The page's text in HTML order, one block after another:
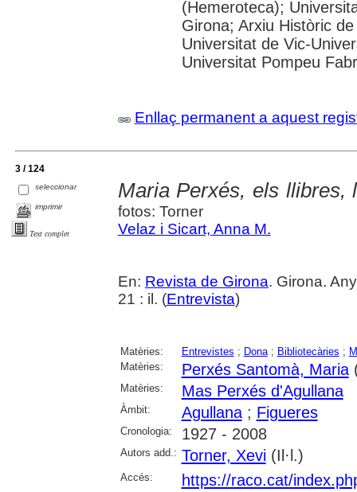
(Hemeroteca);
Girona; Arxiu Històric
Universitat de Vic-
Universitat Pompeu
Enllaç permanent a aquest
3 / 124
seleccionar
imprimir
Text complet
Maria Perxés, els llibres,
fotos: Torner
Velaz i Sicart, Anna M.
En: Revista de Girona. Girona.
21 : il. (Entrevista)
Matèries: Entrevistes ; Dona; Bibliotecàries ;
Matèries:
Perxés Santomà, Maria
Matèries: Mas Perxés d'Agullana
Àmbit: Agullana; Figueres
Cronologia: 1927 - 2008
Autors add.: Torner, Xevi(Il·l.)
Accés: https://raco.cat/